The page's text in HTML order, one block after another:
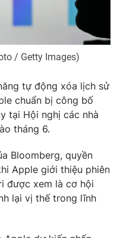
/ Getty Images)
tự động xóa lịch sử
chuẩn bị công bố
tại Hội nghị các nhà
tháng 6.
Bloomberg, quyền
Apple giới thiệu phiên
được xem là cơ hội
lại vị thế trong lĩnh